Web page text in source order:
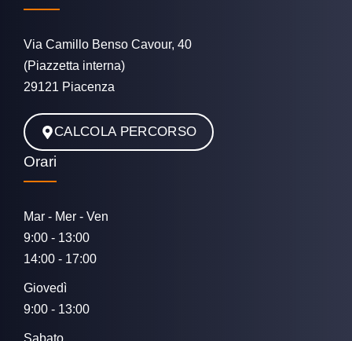
Via Camillo Benso Cavour, 40
(Piazzetta interna)
29121 Piacenza
CALCOLA PERCORSO
Orari
Mar - Mer - Ven
9:00 - 13:00
14:00 - 17:00
Giovedì
9:00 - 13:00